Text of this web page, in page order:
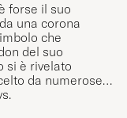
forse il suo
una corona
che
del suo
si è rivelato
da numerose